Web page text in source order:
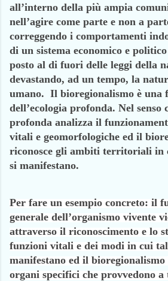
all’interno della più ampia
nell’agire come parte e non a
correggendo i comportamenti
di un sistema economico e
posto al di fuori delle leggi della
devastando, ad un tempo, la
umano. Il bioregionalismo è una
dell’ecologia profonda. Nel senso
profonda analizza il
vitali e geomorfologiche ed il
riconosce gli ambiti territoriali in
si manifestano.
Per fare un esempio concreto: il
generale dell’organismo vivente
attraverso il riconoscimento e lo
funzioni vitali e dei modi in cui
manifestano ed il
organi specifici che provvedono